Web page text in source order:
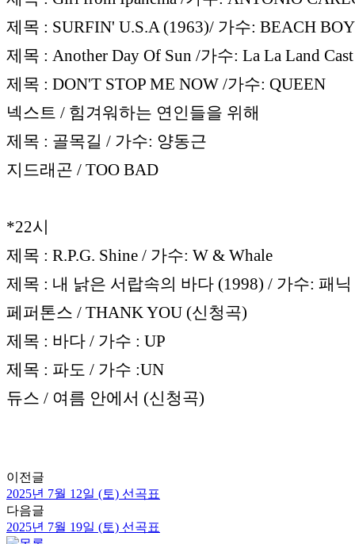
제목 : SURFIN' U.S.A (1963)/ 가수: BEACH
제목 : Another Day Of Sun /가수: La La Land Cast
제목 : DON'T STOP ME NOW /가수: QUEEN
넥스트 / 힘겨워하는 연인들을 위해
제목 : 골목길 / 가수: 양동근
지드래곤 / TOO BAD
*22시
제목 : R.P.G. Shine / 가수: W & Whale
제목 : 내 낡은 서랍속의 바다 (1998) / 가수: 패닉
페퍼톤스 / THANK YOU (신청곡)
제목 : 바다 / 가수 : UP
제목 : 파도 / 가수 :UN
듀스 / 여름 안에서 (신청곡)
이전글
2025년 7월 12일 (토) 선곡표
다음글
2025년 7월 19일 (토) 선곡표